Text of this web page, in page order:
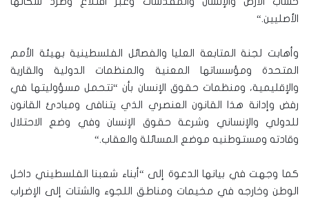
الأصليين“.
وأهابت لجنة المتابعة العليا والفصائل الفلسطينية بهيئة الأمم
المتحدة ومؤسساتها المعنية والمنظمات الدولية والقارية
والإقليمية، ومنظمات حقوق الإنسان بأن “تتحمل مسؤوليتها في
رفض وإدانة هذا القانون العنصري الذي يتنافى ومبادئ القانون
للدولي والإنساني وشرعة حقوق الإنسان وفي وضع الاحتلال
وقادته ومستوطنيه موضع المسائلة والعقاب“.
كما وجهت في بيانها الدعوة إلى “أبناء شعبنا الفلسطيني داخل
الوطن وخارجه في مخيمات ومناطق اللجوء والشتات إلى الإضراب